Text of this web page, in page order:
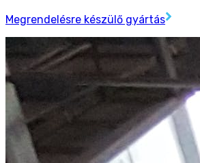
Megrendelésre készülő gyártás